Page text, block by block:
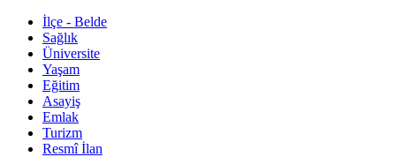
İlçe - Belde
Sağlık
Üniversite
Yaşam
Eğitim
Asayiş
Emlak
Turizm
Resmî İlan